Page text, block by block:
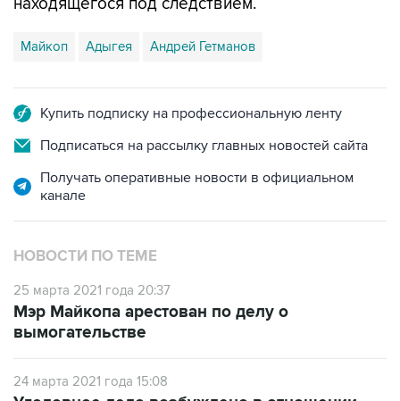
Майкоп Адыгея Андрей Гетманов
Подписаться на рассылку главных новостей сайта
Получать оперативные новости в официальном
НОВОСТИ ПО ТЕМЕ
25 марта 2021 года 20:37
вымогательстве
главы Майкопа